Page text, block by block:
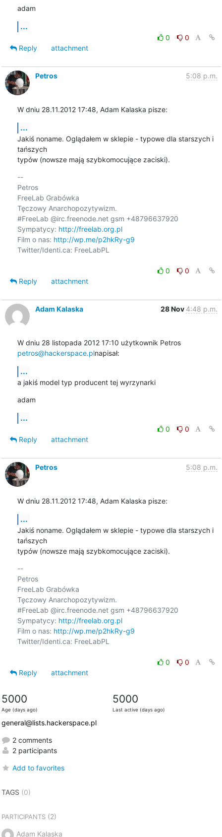
adam
...
0
0
Reply
attachment
Petros 5:08 p.m.
W dniu 28.11.2012 17:48, Adam Kalaska pisze:
...
Jakiś noname. Oglądałem w sklepie - typowe dla starszych i
tańszych
typów (nowsze mają szybkomocujące zaciski).
--
Petros
FreeLab Grabówka
Tęczowy Anarchopozytywizm.
#FreeLab @irc.freenode.net gsm +48796637920
Sympatycy: http://freelab.org.pl
Film o nas: http://wp.me/p2hkRy-g9
Twitter/Identi.ca: FreeLabPL
0
0
Reply
attachment
Adam Kalaska 28 Nov 4:48 p.m.
W dniu 28 listopada 2012 17:10 użytkownik Petros
petros@hackerspace.plnapisał:
...
a jakiś model typ producent tej wyrzynarki
adam
...
0
0
Reply
attachment
Petros 5:08 p.m.
W dniu 28.11.2012 17:48, Adam Kalaska pisze:
...
Jakiś noname. Oglądałem w sklepie - typowe dla starszych i
tańszych
typów (nowsze mają szybkomocujące zaciski).
--
Petros
FreeLab Grabówka
Tęczowy Anarchopozytywizm.
#FreeLab @irc.freenode.net gsm +48796637920
Sympatycy: http://freelab.org.pl
Film o nas: http://wp.me/p2hkRy-g9
Twitter/Identi.ca: FreeLabPL
0
0
Reply
attachment
5000
Age (days ago)
5000
Last active (days ago)
general@lists.hackerspace.pl
2 comments
2 participants
Add to favorites
TAGS (0)
PARTICIPANTS(2)
Adam Kalaska